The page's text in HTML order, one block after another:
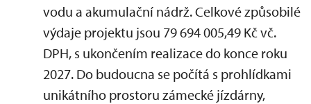
vodu a akumulační nádrž. Celkové způsobilé
výdaje projektu jsou 79 694 005,49 Kč vč.
DPH, s ukončením realizace do konce roku
2027. Do budoucna se počítá s prohlídkami
unikátního prostoru zámecké jízdárny,